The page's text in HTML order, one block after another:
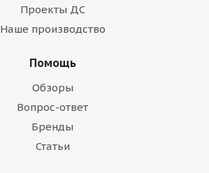
Проекты ДС
Наше производство
Помощь
Обзоры
Вопрос-ответ
Бренды
Статьи